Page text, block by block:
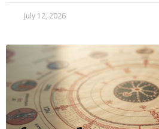
July 12, 2026